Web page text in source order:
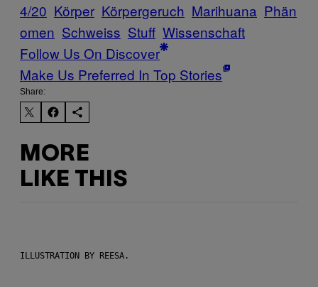
4/20 Körper Körpergeruch Marihuana Phän
omen Schweiss Stuff Wissenschaft
Follow Us On Discover
Make Us Preferred In Top Stories
Share:
MORE
LIKE THIS
ILLUSTRATION BY REESA.